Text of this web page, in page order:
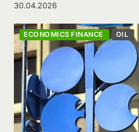
30.04.2026
ECONOMICS FINANCE OIL